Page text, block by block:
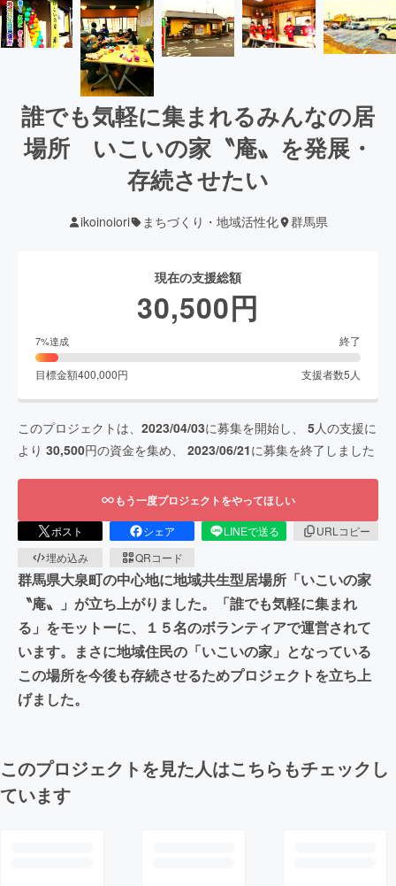
誰でも気軽に集まれるみんなの居
場所 いこいの家〝庵〟を発展・
存続させたい
ikoinoiori まちづくり・地域活性化 群馬県
現在の支援総額
30,500円
7%達成 終了
目標金額400,000円 支援者数5 人
このプロジェクトは、 2023/04/03に募集を開始し、 5人の支援に
より 30,500円の資金を集め、 2023/06/21に募集を終了しました
もう一度プロジェクトをやってほしい
ポスト シェア LINEで送る
URLコピー
埋め込み
QRコード
群馬県大泉町の中心地に地域共生型居場所「いこいの家
〝庵〟」が立ち上がりました。「誰でも気軽に集まれ
る」をモットーに、１５名のボランティアで運営されて
います。まさに地域住民の「いこいの家」となっている
この場所を今後も存続させるためプロジェクトを立ち上
げました。
このプロジェクトを見た人はこちらもチェックし
ています